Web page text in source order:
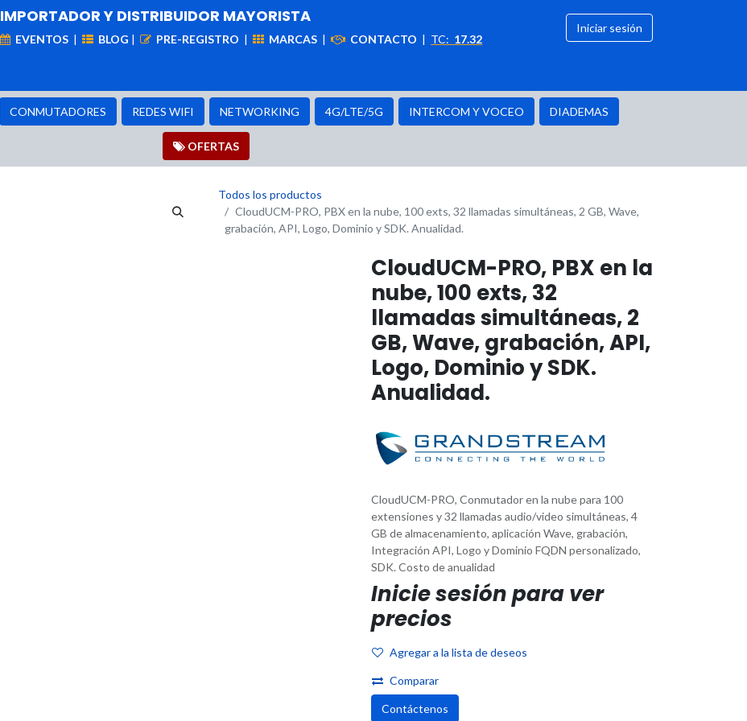
IMPORTADOR Y DISTRIBUIDOR MAYORISTA
EVENTOS | BLOG | PRE-REGISTRO | MARCAS | CONTACTO | TC: 17.32
Iniciar sesión
CONMUTADORES REDES WIFI NETWORKING 4G/LTE/5G INTERCOM Y VOCEO DIADEMAS
OFER​​​​TAS
Todos los productos
CloudUCM-PRO, PBX en la nube, 100 exts, 32 llamadas simultáneas, 2 GB, Wave,
grabación, API, Logo, Dominio y SDK. Anualidad.
CloudUCM-PRO, PBX en la
nube, 100 exts, 32
llamadas simultáneas, 2
GB, Wave, grabación, API,
Logo, Dominio y SDK.
Anualidad.
CloudUCM-PRO, Conmutador en la nube para 100
extensiones y 32 llamadas audio/video simultáneas, 4
GB de almacenamiento, aplicación Wave, grabación,
Integración API, Logo y Dominio FQDN personalizado,
SDK. Costo de anualidad
Inicie sesión para ver
precios
Agregar a la lista de deseos
Comparar
Contáctenos